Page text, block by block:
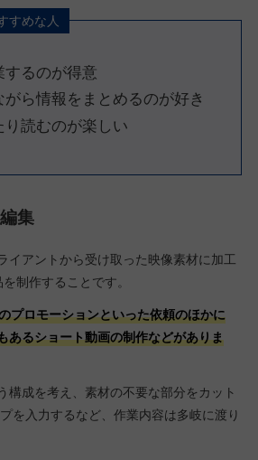
すめな人
するのが得意
がら情報をまとめるのが好き
り読むのが楽しい
集
イアントから受け取った映像素材に加工
制作することです。
プロモーションといった依頼のほかに
あるショート動画の制作などがありま
構成を考え、素材の不要な部分をカット
を入力するなど、作業内容は多岐に渡り